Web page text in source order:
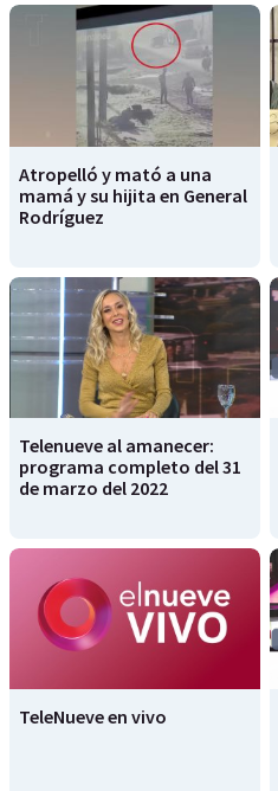
Atropelló y mató a una
mamá y su hijita en General
Rodríguez
Telenueve al amanecer:
programa completo del 31
de marzo del 2022
TeleNueve en vivo